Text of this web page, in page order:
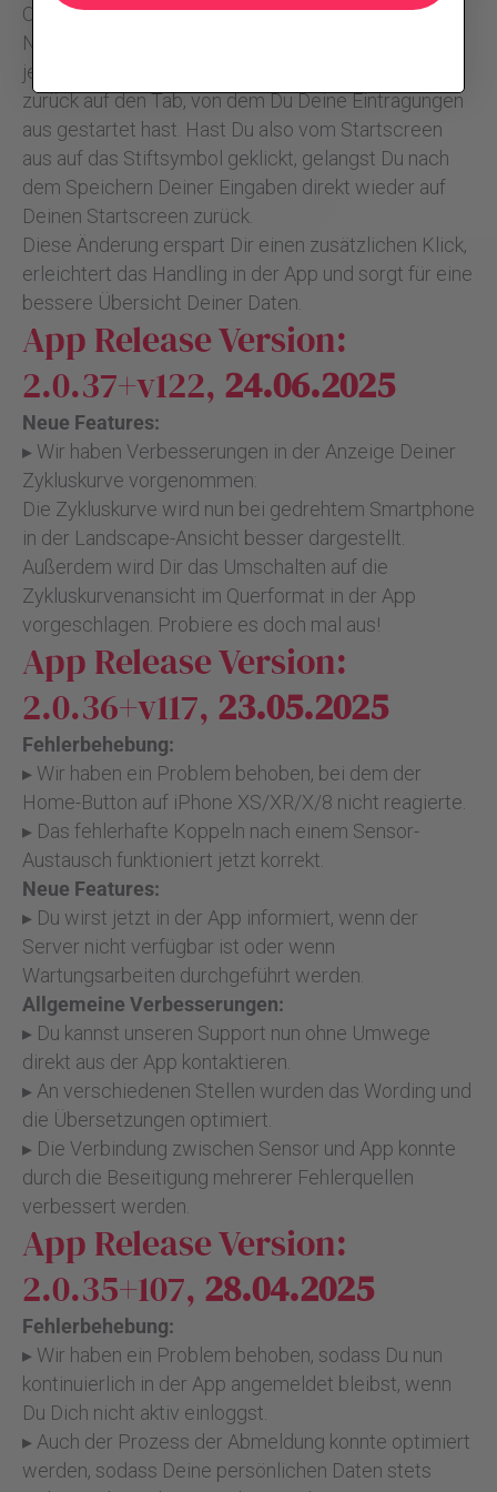
Optimierung am Dateneingabe-Flow vorgenommen:
Nach dem Speichern Deiner Eingaben gelangst Du
jetzt nicht mehr auf die Tagesdetailansicht, sondern
zurück auf den Tab, von dem Du Deine Eintragungen
aus gestartet hast. Hast Du also vom Startscreen
aus auf das Stiftsymbol geklickt, gelangst Du nach
dem Speichern Deiner Eingaben direkt wieder auf
Deinen Startscreen zurück.
Diese Änderung erspart Dir einen zusätzlichen Klick,
erleichtert das Handling in der App und sorgt für eine
bessere Übersicht Deiner Daten.
App Release Version:
2.0.37+v122, 24.06.2025
Neue Features:
▸ Wir haben Verbesserungen in der Anzeige Deiner
Zykluskurve vorgenommen:
Die Zykluskurve wird nun bei gedrehtem Smartphone
in der Landscape-Ansicht besser dargestellt.
Außerdem wird Dir das Umschalten auf die
Zykluskurvenansicht im Querformat in der App
vorgeschlagen. Probiere es doch mal aus!
App Release Version:
2.0.36+v117, 23.05.2025
Fehlerbehebung:
▸ Wir haben ein Problem behoben, bei dem der
Home-Button auf iPhone XS/XR/X/8 nicht reagierte.
▸ Das fehlerhafte Koppeln nach einem Sensor-
Austausch funktioniert jetzt korrekt.
Neue Features:
▸ Du wirst jetzt in der App informiert, wenn der
Server nicht verfügbar ist oder wenn
Wartungsarbeiten durchgeführt werden.
Allgemeine Verbesserungen:
▸ Du kannst unseren Support nun ohne Umwege
direkt aus der App kontaktieren.
▸ An verschiedenen Stellen wurden das Wording und
die Übersetzungen optimiert.
▸ Die Verbindung zwischen Sensor und App konnte
durch die Beseitigung mehrerer Fehlerquellen
verbessert werden.
App Release Version:
2.0.35+107, 28.04.2025
Fehlerbehebung:
▸ Wir haben ein Problem behoben, sodass Du nun
kontinuierlich in der App angemeldet bleibst, wenn
Du Dich nicht aktiv einloggst.
▸ Auch der Prozess der Abmeldung konnte optimiert
werden, sodass Deine persönlichen Daten stets